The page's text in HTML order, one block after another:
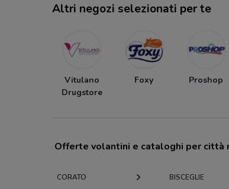
Altri negozi selezionati per te
Vitulano
Drugstore
Foxy Proshop
Offerte volantini e cataloghi per città
CORATO BISCEGLIE